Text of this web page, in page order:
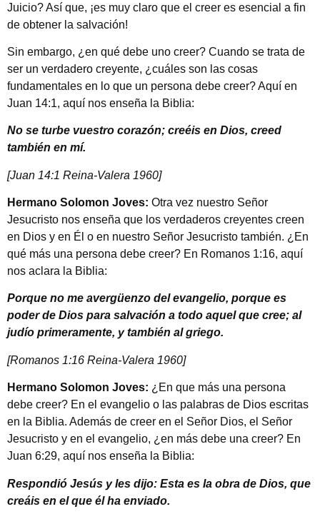
Juicio? Así que, ¡es muy claro que el creer es esencial a fin
de obtener la salvación!
Sin embargo, ¿en qué debe uno creer? Cuando se trata de
ser un verdadero creyente, ¿cuáles son las cosas
fundamentales en lo que un persona debe creer? Aquí en
Juan 14:1, aquí nos enseña la Biblia:
No se turbe vuestro corazón; creéis en Dios, creed
también en mí.
[Juan 14:1 Reina-Valera 1960]
Hermano Solomon Joves: Otra vez nuestro Señor
Jesucristo nos enseña que los verdaderos creyentes creen
en Dios y en Él o en nuestro Señor Jesucristo también. ¿En
qué más una persona debe creer? En Romanos 1:16, aquí
nos aclara la Biblia:
Porque no me avergüenzo del evangelio, porque es
poder de Dios para salvación a todo aquel que cree; al
judío primeramente, y también al griego.
[Romanos 1:16 Reina-Valera 1960]
Hermano Solomon Joves: ¿En que más una persona
debe creer? En el evangelio o las palabras de Dios escritas
en la Biblia. Además de creer en el Señor Dios, el Señor
Jesucristo y en el evangelio, ¿en más debe una creer? En
Juan 6:29, aquí nos enseña la Biblia:
Respondió Jesús y les dijo: Esta es la obra de Dios, que
creáis en el que él ha enviado.